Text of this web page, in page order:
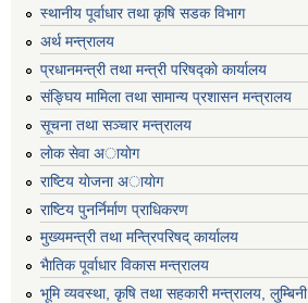
स्थानीय पूर्वाधार तथा कृषि सडक विभाग
अर्थ मन्त्रालय
प्रधानमन्त्री तथा मन्त्री परिषद्काे कार्यालय
संङ्घिय मामिला तथा सामान्य प्रशासन मन्त्रालय
सूचना तथा सञ्चार मन्त्रालय
लाेक सेवा अायाेग
राष्टिय याेजना अायाेग
राष्टिय पुनर्निर्माण प्राधिकरण
मुख्यमन्त्री तथा मन्त्रिपरिषद् कार्यालय
भैातिक पूर्वाधार विकास मन्त्रालय
भूमि व्यवस्था, कृषि तथा सहकारी मन्त्रालय, लु्म्बिनी